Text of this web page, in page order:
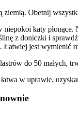
ziemią. Obetnij
katy płonące.
z doniczki i
Łatwiej jest wymienić
do 50 małych,
w uprawie,